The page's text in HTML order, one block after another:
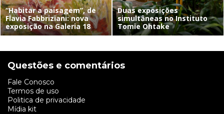
“Habitar a paisagem”, de
Flavia Fabbriziani: nova
exposição na Galeria 18
Duas exposições
simultâneas no Instituto
Tomie Ohtake
Questões e comentários
Fale Conosco
Termos de uso
Politica de privacidade
Mídia kit